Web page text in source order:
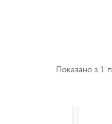
Показано з 1